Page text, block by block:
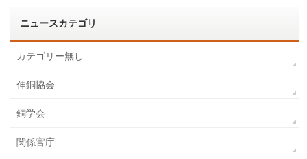
ニュースカテゴリ
カテゴリー無し
伸銅協会
銅学会
関係官庁